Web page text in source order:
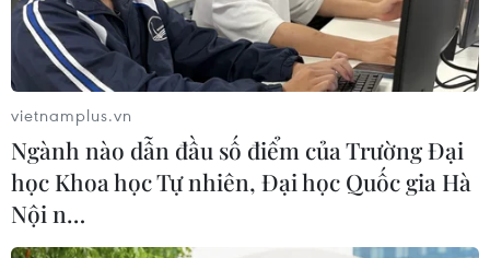
Xảy ra 118 vụ tai nạn giao thông, làm chết
vietnamplus.vn
Ngành nào dẫn đầu số điểm của Trường Đại
học Khoa học Tự nhiên, Đại học Quốc gia Hà
Nội n…